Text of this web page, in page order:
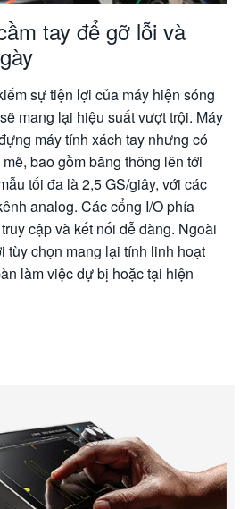
Video
Tài liệu kỹ thuật
Dịch vụ
tay để gỡ lỗi và
sự tiện lợi của máy hiện sóng
mang lại hiệu suất vượt trội. Máy
máy tính xách tay nhưng có
bao gồm băng thông lên tới
tối đa là 2,5 GS/giây, với các
analog. Các cổng I/O phía
cập và kết nối dễ dàng. Ngoài
tùy chọn mang lại tính linh hoạt
làm việc dự bị hoặc tại hiện